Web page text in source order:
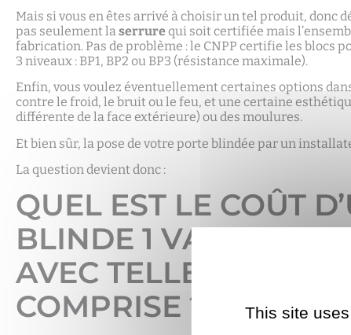
Mais si vous en êtes arrivé à choisir un tel produit, donc
pas seulement laserrure qui soit certifiée mais
fabrication. Pas de problème : le CNPP certifie les blocs
3 niveaux : BP1, BP2 ou BP3 (résistance maximale).
Enfin, vous voulez éventuellement certaines options
contre le froid, le bruit ou le feu, et une certaine
différente de la face extérieure) ou des moulures.
Et bien sûr, la pose de votre porte blindée par un
La question devient donc :
QUEL EST LE COÛT
BLINDE 1 VANTAIL
AVEC TELLE OU
COMPRISE ?
This site